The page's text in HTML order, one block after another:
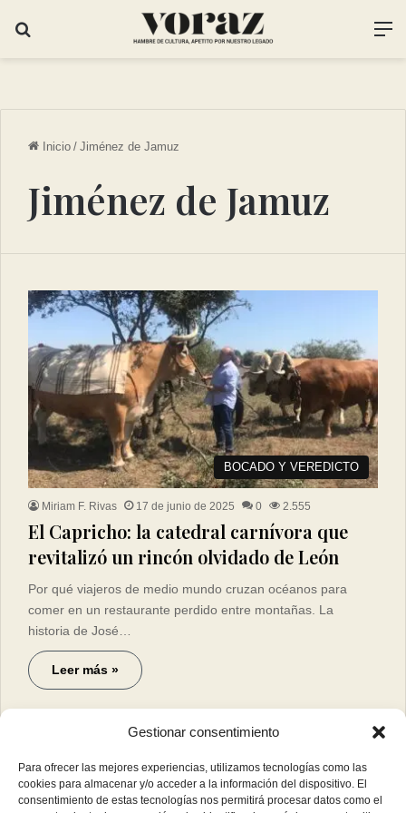
Gestionar consentimiento
Para ofrecer las mejores experiencias, utilizamos tecnologías como las
cookies para almacenar y/o acceder a la información del dispositivo. El
consentimiento de estas tecnologías nos permitirá procesar datos como el
Inicio / Jiménez de Jamuz
Jiménez de Jamuz
BOCADO Y VEREDICTO
Miriam F. Rivas 17 de junio de 2025 0 2.555
El Capricho: la catedral carnívora que
revitalizó un rincón olvidado de León
Por qué viajeros de medio mundo cruzan océanos para
comer en un restaurante perdido entre montañas. La
historia de José…
Leer más »